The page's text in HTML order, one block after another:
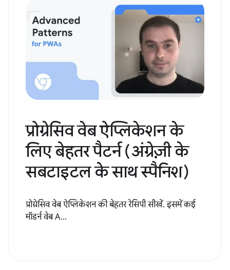
प्रोग्रेसिव वेब ऐप्लिकेशन के
लिए बेहतर पैटर्न (अंग्रेज़ी के
सबटाइटल के साथ स्पैनिश)
प्रोग्रेसिव वेब ऐप्लिकेशन की बेहतर रेसिपी सीखें. इसमें कई
मॉडर्न वेब A...